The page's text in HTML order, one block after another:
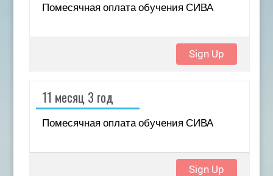
Помесячная оплата обучения СИВА
Sign Up
11 месяц 3 год
Помесячная оплата обучения СИВА
Sign Up